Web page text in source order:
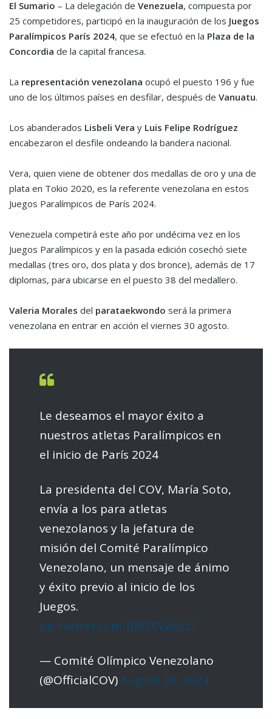
El Sumario – La delegación de Venezuela, compuesta por
25 competidores, participó en la inauguración de los Juegos
Paralímpicos París 2024, que se efectuó en la Plaza de la
Concordia de la capital francesa.
La representación venezolana ocupó el puesto 196 y fue
uno de los últimos países en desfilar, después de Vanuatu.
Los abanderados Lisbeli Vera y Luis Felipe Rodríguez
encabezaron el desfile ondeando la bandera nacional.
Vera, quien viene de obtener dos medallas de oro y una de
plata en Tokio 2020, es la referente venezolana en estos
Juegos Paralímpicos de París 2024.
Venezuela competirá este año por undécima vez en los
Juegos Paralímpicos y en la pasada edición cosechó siete
medallas (tres oro, dos plata y dos bronce), además de 17
diplomas, para ubicarse en el puesto 38 del medallero.
Valeria Morales del parataekwondo será la primera
venezolana en entrar en acción el viernes 30 agosto.
Le deseamos el mayor éxito a
nuestros atletas Paralímpicos en
el inicio de París 2024
La presidenta del COV, María Soto,
envía a los para atletas
venezolanos y la jefatura de
misión del Comité Paralímpico
Venezolano, un mensaje de ánimo
y éxito previo al inicio de los
Juegos.
pic.twitter.com/BBQ6VxRJcO
— Comité Olímpico Venezolano
(@OfficialCOV)August 28, 2024